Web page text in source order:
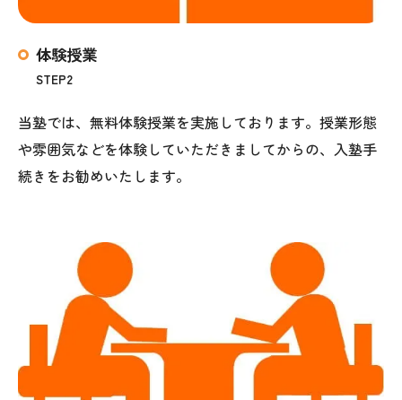
体験授業
STEP2
当塾では、無料体験授業を実施しております。授業形態
や雰囲気などを体験していただきましてからの、入塾手
続きをお勧めいたします。